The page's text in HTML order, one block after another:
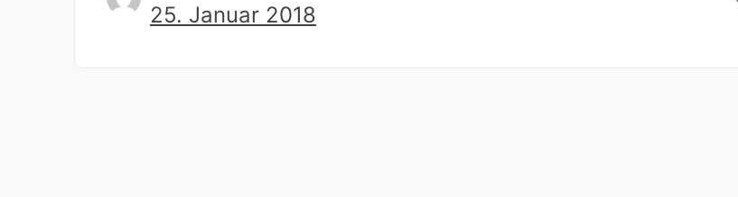
25. Januar 2018